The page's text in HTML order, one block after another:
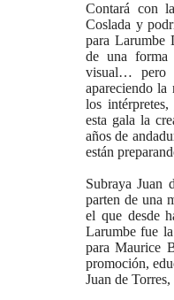
Contará con
Coslada y
para Larumbe
de una forma
visual… pero
apareciendo la
los
esta gala la
años de
están
Subraya Juan
parten de una
el que desde
Larumbe fue
para Maurice
promoción,
Juan de